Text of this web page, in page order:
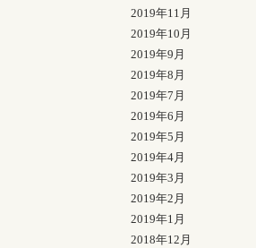
2019年11月
2019年10月
2019年9月
2019年8月
2019年7月
2019年6月
2019年5月
2019年4月
2019年3月
2019年2月
2019年1月
2018年12月